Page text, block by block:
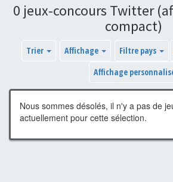
0 jeux-concours Twitter
compact)
Trier Affichage Filtre pays
Affichage
Nous sommes désolés, il n'y a pas de
actuellement pour cette sélection.